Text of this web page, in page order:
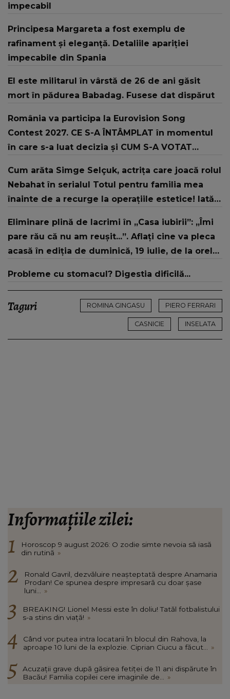
impecabil
Principesa Margareta a fost exemplu de
rafinament și eleganță. Detaliile apariției
impecabile din Spania
El este militarul în vârstă de 26 de ani găsit
mort în pădurea Babadag. Fusese dat dispărut
România va participa la Eurovision Song
Contest 2027. CE S-A ÎNTÂMPLAT în momentul
în care s-a luat decizia și CUM S-A VOTAT
strategic de..."
Cum arăta Simge Selçuk, actrița care joacă rolul
Nebahat în serialul Totul pentru familia mea
înainte de a recurge la operațiile estetice! Iată
„Tinerețe rebelă”
Eliminare plină de lacrimi în „Casa iubirii”: „Îmi
pare rău că nu am reușit...”. Aflați cine va pleca
acasă în ediția de duminică, 19 iulie, de la orele
Probleme cu stomacul? Digestia dificilă...
Taguri ROMINA GINGASU PIERO FERRARI
CASNICIE INSELATA
Informațiile zilei:
Horoscop 9 august 2026: O zodie simte nevoia să iasă
din rutină »
Ronald Gavril, dezvăluire neașteptată despre Anamaria
Prodan! Ce spunea despre impresară cu doar șase
luni...
»
BREAKING! Lionel Messi este în doliu! Tatăl fotbalistului
s-a stins din viață! »
Când vor putea intra locatarii în blocul din Rahova, la
aproape 10 luni de la explozie. Ciprian Ciucu a făcut...
»
Acuzații grave după găsirea fetiței de 11 ani dispărute în
Bacău! Familia copilei cere imaginile de...
»